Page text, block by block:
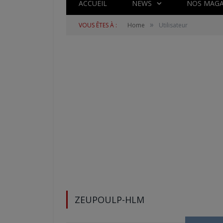
ACCUEIL NEWS NOS
VOUS ÊTES À : Home » Utilisateur
ZEUPOULP-HLM